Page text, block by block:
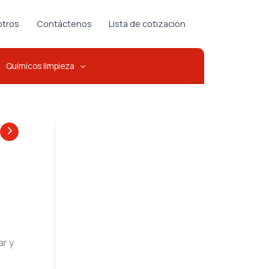
Contáctenos Lista de cotización
Químicos limpieza
y